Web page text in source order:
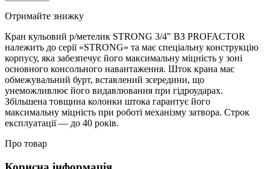
Отримайте знижку
Кран кульовий р/метелик STRONG 3/4" ВЗ PROFACTOR
належить до серії «STRONG» та має спеціальну конструкцію
корпусу, яка забезпечує його максимальну міцність у зоні
основного консольного навантаження. Шток крана має
обмежувальний бурт, вставлений зсередини, що
унеможливлює його видавлювання при гідроударах.
Збільшена товщина колонки штока гарантує його
максимальну міцність при роботі механізму затвора. Строк
експлуатації — до 40 років.
Про товар